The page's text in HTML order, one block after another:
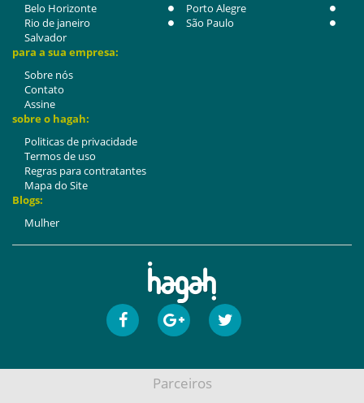
Belo Horizonte
Porto Alegre
Rio de janeiro
São Paulo
Salvador
para a sua empresa:
Sobre nós
Contato
Assine
sobre o hagah:
Politicas de privacidade
Termos de uso
Regras para contratantes
Mapa do Site
Blogs:
Mulher
Parceiros